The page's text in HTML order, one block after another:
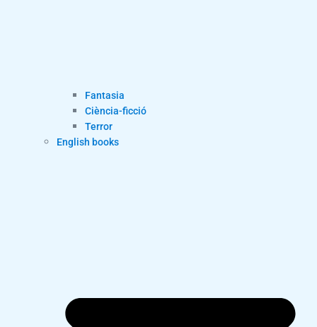
Fantasia
Ciència-ficció
Terror
English books